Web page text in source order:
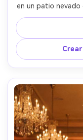
en un patio nevado
de la hora azul,
cayendo, tomado
cuerpo completo,
piel fotorealista y